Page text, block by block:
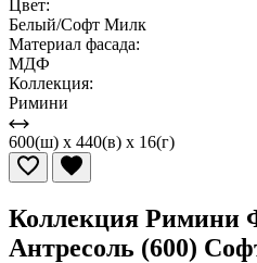
Цвет:
Белый/Софт Милк
Материал фасада:
МДФ
Коллекция:
Римини
600(ш) x 440(в) x 16(г)
Коллекция Римини
Антресоль (600)